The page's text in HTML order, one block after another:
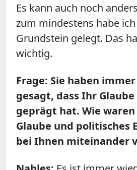
Es kann auch noch
zum mindestens habe
Grundstein gelegt. Das
wichtig.
Frage: Sie haben
gesagt, dass Ihr Glaube
geprägt hat. Wie
Glaube und politisches
bei Ihnen miteinander